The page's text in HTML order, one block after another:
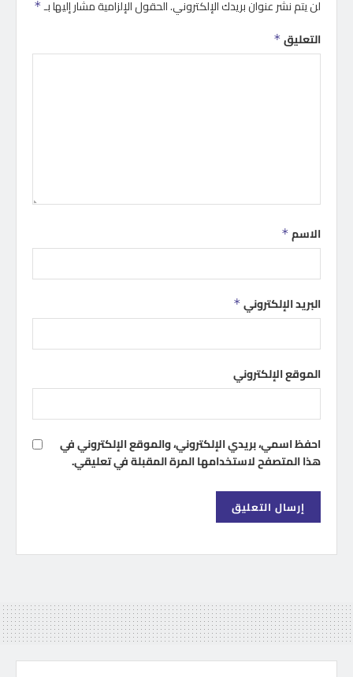
لن يتم نشر عنوان بريدك الإلكتروني.الحقول الإلزامية مشار إليها بـ *
التعليق *
الاسم *
البريد الإلكتروني *
الموقع الإلكتروني
احفظ اسمي، بريدي الإلكتروني، والموقع الإلكتروني في
هذا المتصفح لاستخدامها المرة المقبلة في تعليقي.